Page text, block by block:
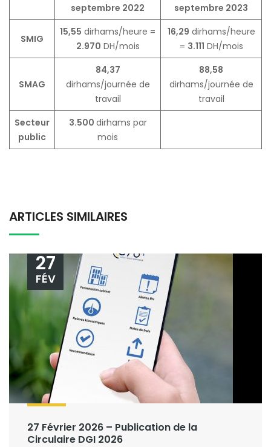
septembre 2022 septembre 2023
SMIG
15,55 dirhams/heure =
2.970 DH/mois
16,29 dirhams/heure
= 3.111 DH/mois
SMAG
84,37
dirhams/journée de
travail
88,58
dirhams/journée de
travail
Secteur
public
3.500 dirhams par
mois
ARTICLES SIMILAIRES
27 Février 2026 – Publication de la
Circulaire DGI 2026
27
FÉV